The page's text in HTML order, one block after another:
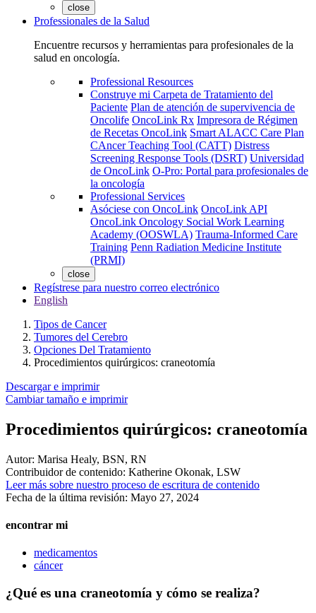
close
Professionales de la Salud
Encuentre recursos y herramientas para profesionales de la
salud en oncología.
Professional Resources
Construye mi Carpeta de Tratamiento del
Paciente Plan de atención de supervivencia de
Oncolife OncoLink Rx Impresora de Régimen
de Recetas OncoLink Smart ALACC Care Plan
CAncer Teaching Tool (CATT) Distress
Screening Response Tools (DSRT) Universidad
de OncoLink O-Pro: Portal para profesionales de
la oncología
Professional Services
Asóciese con OncoLink OncoLink API
OncoLink Oncology Social Work Learning
Academy (OOSWLA) Trauma-Informed Care
Training Penn Radiation Medicine Institute
(PRMI)
close
Regístrese para nuestro correo electrónico
English
Tipos de Cancer
Tumores del Cerebro
Opciones Del Tratamiento
Procedimientos quirúrgicos: craneotomía
Descargar e imprimir
Cambiar tamaño e imprimir
Procedimientos quirúrgicos: craneotomía
Autor: Marisa Healy, BSN, RN
Contribuidor de contenido: Katherine Okonak, LSW
Leer más sobre nuestro proceso de escritura de contenido
Fecha de la última revisión: Mayo 27, 2024
encontrar mi
medicamentos
cáncer
¿Qué es una craneotomía y cómo se realiza?